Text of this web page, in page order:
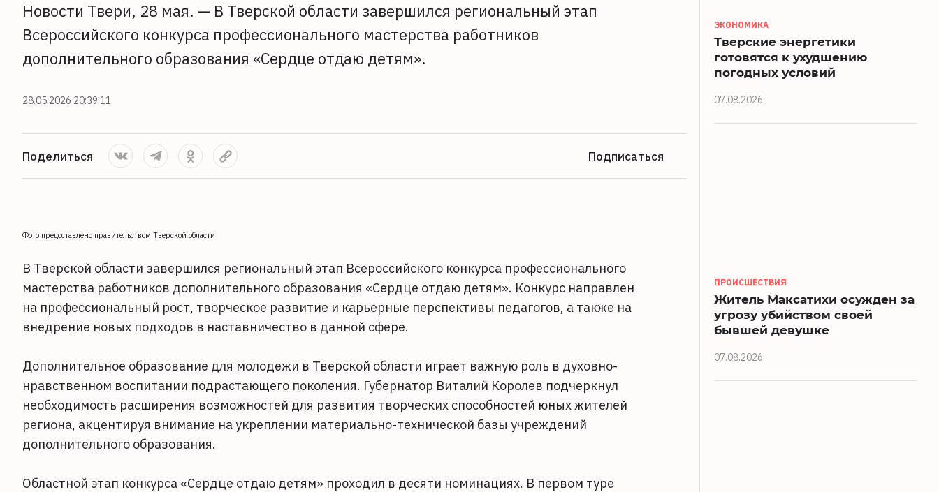
Новости Твери, 28 мая. — В Тверской области завершился региональный этап
Всероссийского конкурса профессионального мастерства работников
дополнительного образования «Сердце отдаю детям».
28.05.2026 20:39:11
Поделиться Подписаться
Фото предоставлено правительством Тверской области
В Тверской области завершился региональный этап Всероссийского конкурса профессионального
мастерства работников дополнительного образования «Сердце отдаю детям». Конкурс направлен
на профессиональный рост, творческое развитие и карьерные перспективы педагогов, а также на
внедрение новых подходов в наставничество в данной сфере.
Дополнительное образование для молодежи в Тверской области играет важную роль в духовно-
нравственном воспитании подрастающего поколения. Губернатор Виталий Королев подчеркнул
необходимость расширения возможностей для развития творческих способностей юных жителей
региона, акцентируя внимание на укреплении материально-технической базы учреждений
дополнительного образования.
Областной этап конкурса «Сердце отдаю детям» проходил в десяти номинациях. В первом туре
ЭКОНОМИКА
Тверские энергетики
готовятся к ухудшению
погодных условий
07.08.2026
ПРОИСШЕСТВИЯ
Житель Максатихи осужден за
угрозу убийством своей
бывшей девушке
07.08.2026